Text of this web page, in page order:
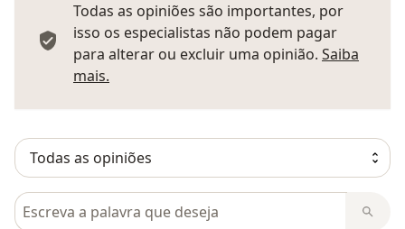
Todas as opiniões são importantes, por
isso os especialistas não podem pagar
para alterar ou excluir uma opinião. Saiba
mais.
Pesquisar em opiniões